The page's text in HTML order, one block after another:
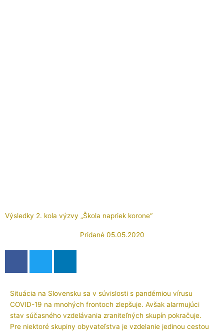
Výsledky 2. kola výzvy „Škola napriek korone“
Pridané 05.05.2020
Situácia na Slovensku sa v súvislosti s pandémiou vírusu
COVID-19 na mnohých frontoch zlepšuje. Avšak alarmujúci
stav súčasného vzdelávania zraniteľných skupín pokračuje.
Pre niektoré skupiny obyvateľstva je vzdelanie jedinou cestou